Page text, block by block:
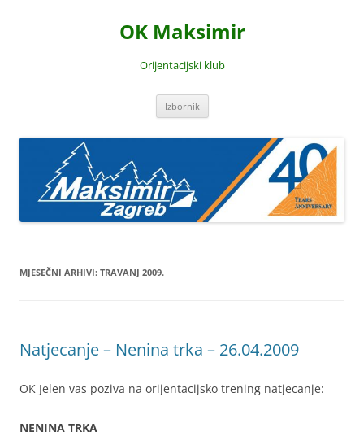
OK Maksimir
Orijentacijski klub
Izbornik
MJESEČNI ARHIVI: TRAVANJ 2009.
Natjecanje – Nenina trka – 26.04.2009
OK Jelen vas poziva na orijentacijsko trening natjecanje:
NENINA TRKA